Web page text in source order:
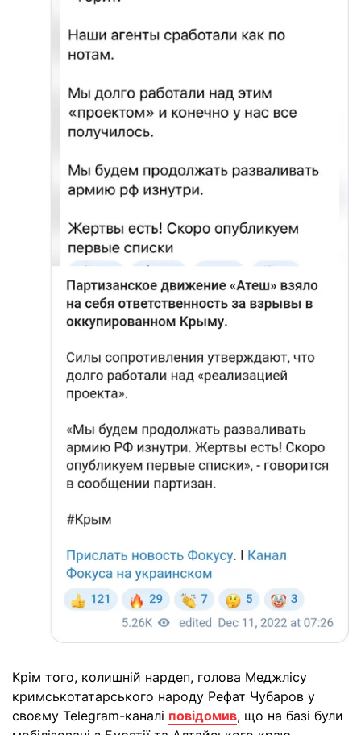
Крім того, колишній нардеп, голова Меджлісу
кримськотатарського народу Рефат Чубаров у
своєму Telegram-каналі повідомив, що на базі були